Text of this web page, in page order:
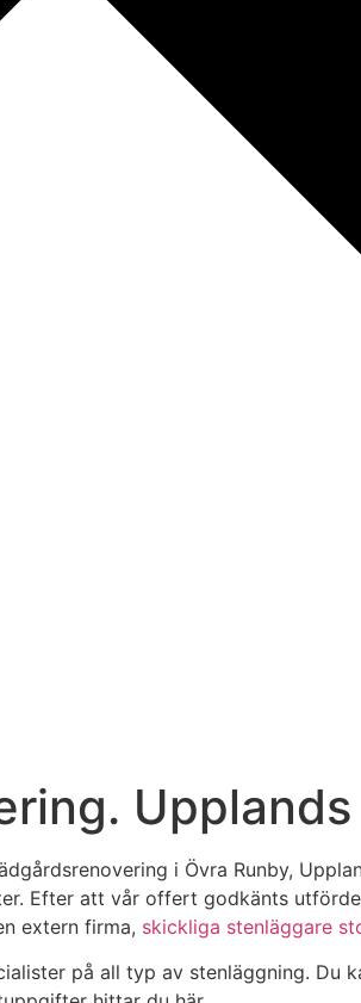
i Övra Runby,
Efter att vår offert godkänts
extern firma, skickliga stenläggare
på all typ av stenläggning. Du